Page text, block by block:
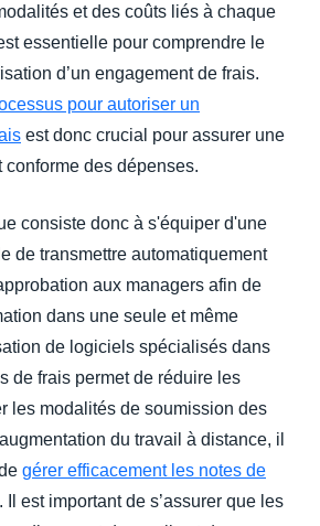
et des coûts liés à chaque
essentielle pour comprendre le
d’un engagement de frais.
pour autoriser un
est donc crucial pour assurer une
conforme des dépenses.
consiste donc à s'équiper d'une
de transmettre automatiquement
aux managers afin de
dans une seule et même
de logiciels spécialisés dans
de frais permet de réduire les
les modalités de soumission des
du travail à distance, il
gérer efficacement les notes de
. Il est important de s’assurer que les